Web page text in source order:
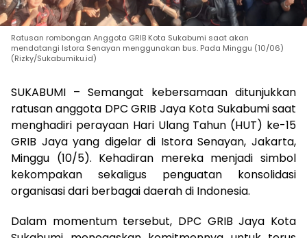
Ratusan rombongan Anggota GRIB Kota Sukabumi saat akan
mendatangi Istora Senayan menggunakan bus. Pada Minggu (10/06)
(Rizky/Sukabumiku.id)
SUKABUMI – Semangat kebersamaan ditunjukkan
ratusan anggota DPC GRIB Jaya Kota Sukabumi saat
menghadiri perayaan Hari Ulang Tahun (HUT) ke-15
GRIB Jaya yang digelar di Istora Senayan, Jakarta,
Minggu (10/5). Kehadiran mereka menjadi simbol
kekompakan sekaligus penguatan konsolidasi
organisasi dari berbagai daerah di Indonesia.
Dalam momentum tersebut, DPC GRIB Jaya Kota